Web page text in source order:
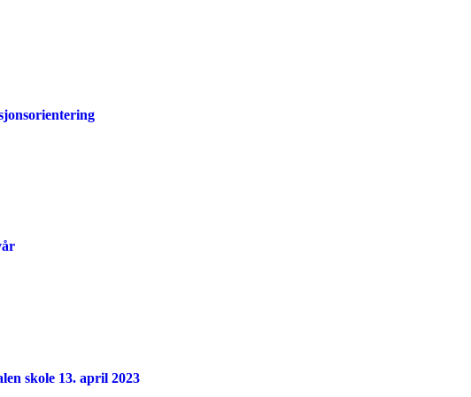
skole 13. april 2023